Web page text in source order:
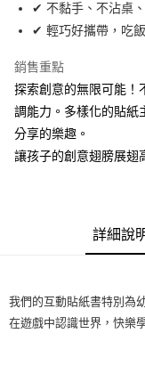
ATM付款
運送方式
宅配
每筆NT$200，滿
便利袋
✔ 不黏手、不沾桌
✔ 輕巧好攜帶，吃
銷售重點
探索創意的無限可能！
調能力。多樣化的貼紙
分享的樂趣。
讓孩子的創意翅膀展翅
詳細說
我們的互動貼紙書特別為
在遊戲中認識世界，快樂